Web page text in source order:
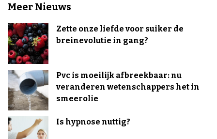
Meer Nieuws
Zette onze liefde voor suiker de
breinevolutie in gang?
Pvc is moeilijk afbreekbaar: nu
veranderen wetenschappers het in
smeerolie
Is hypnose nuttig?